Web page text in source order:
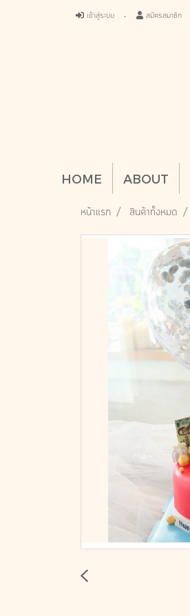
เข้าสู่ระบบ สมัครสมาชิก
HOME ABOUT
หน้าแรก สินค้าทั้งหมด